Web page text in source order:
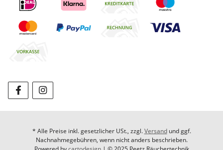
* Alle Preise inkl. gesetzlicher USt., zzgl.Versandund ggf.
Nachnahmegebühren, wenn nicht anders beschrieben.